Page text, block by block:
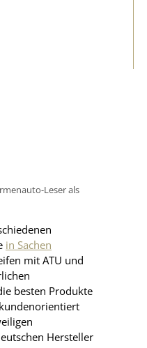
Leser als
in Sachen
mit ATU und
besten Produkte
Hersteller